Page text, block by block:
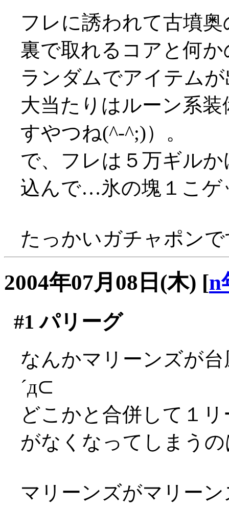
フレに誘われて古墳奥
裏で取れるコアと何
ランダムでアイテム
大当たりはルーン系
すやつね(^-^;)）。
で、フレは５万ギル
込んで…氷の塊１こゲ
たっかいガチャポン
2004年07月08日(木) [n
#1 パリーグ
なんかマリーンズが
´д⊂
どこかと合併して１
がなくなってしまう
マリーンズがマリー